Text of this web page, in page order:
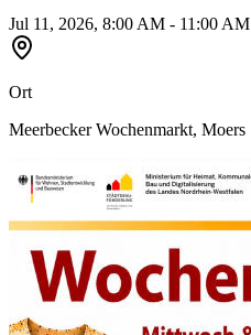
Jul 11, 2026, 8:00 AM - 11:00 AM
Ort
Meerbecker Wochenmarkt, Moers